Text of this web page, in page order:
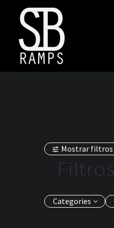
Mostrar filtros
Filtros
Categories